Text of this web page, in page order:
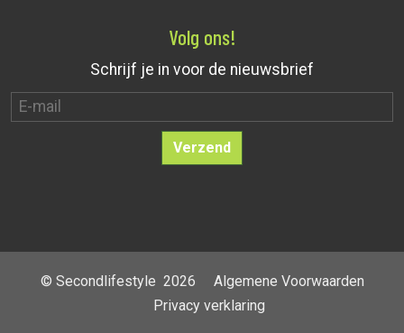
Volg ons!
Schrijf je in voor de nieuwsbrief
Verzend
© Secondlifestyle 2026
Algemene Voorwaarden
Privacy verklaring